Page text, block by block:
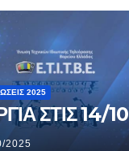
2025
ΑΠΕΡΓΙΑ ΣΤΙΣ 14/10
2025